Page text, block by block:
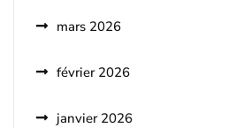
mars 2026
février 2026
janvier 2026